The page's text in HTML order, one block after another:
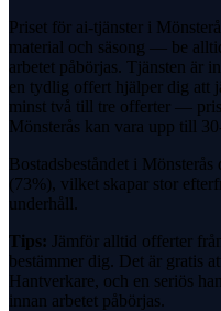
Priset för ai-tjänster i
material och säsong — be
arbetet påbörjas. Tjänsten är
en tydlig offert hjälper dig att
minst två till tre offerter —
Mönsterås kan vara upp till
Bostadsbeståndet i
(73%), vilket skapar stor
underhåll.
Tips: Jämför alltid offerter
bestämmer dig. Det är gratis
Hantverkare, och en seriös
innan arbetet påbörjas.